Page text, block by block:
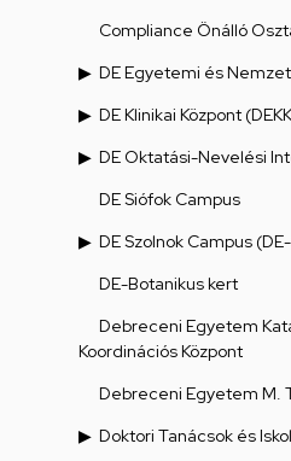
Compliance Önálló
DE Egyetemi és
DE Klinikai Központ
DE Oktatási-Nevelési
DE Siófok Campus
DE Szolnok Campus
DE-Botanikus kert
Debreceni Egyetem
Koordinációs Központ
Debreceni Egyetem M.
Doktori Tanácsok és